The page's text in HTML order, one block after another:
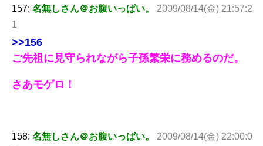
157: 名無しさん＠お腹いっぱい。
2009/08/14(金) 21:57:2
1
>>156
ご先祖に見守られながら子孫繁栄に務めるのだ。
さあモゲロ！
158: 名無しさん＠お腹いっぱい。
2009/08/14(金) 22:00:0